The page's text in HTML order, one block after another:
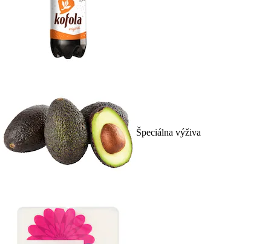
Špeciálna výživa